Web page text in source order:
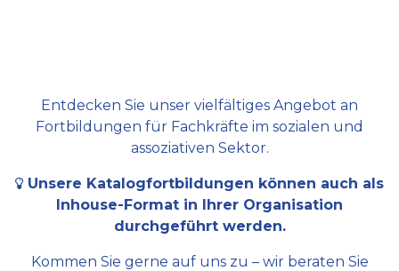
Entdecken Sie unser vielfältiges Angebot an
Fortbildungen für Fachkräfte im sozialen und
assoziativen Sektor.
Unsere Katalogfortbildungen können auch als
Inhouse-Format in Ihrer Organisation
durchgeführt werden.
Kommen Sie gerne auf uns zu – wir beraten Sie